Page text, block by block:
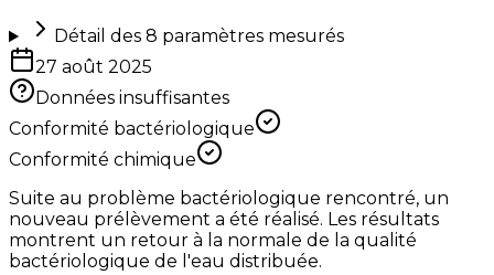
Détail des 8 paramètres mesurés
27 août 2025
Données insuffisantes
Conformité bactériologique
Conformité chimique
Suite au problème bactériologique rencontré, un
nouveau prélèvement a été réalisé. Les résultats
montrent un retour à la normale de la qualité
bactériologique de l'eau distribuée.